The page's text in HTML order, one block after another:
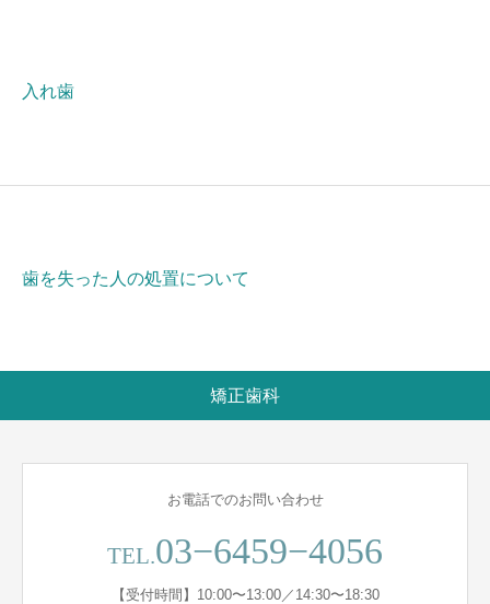
入れ歯
歯を失った人の処置について
矯正歯科
お電話でのお問い合わせ
TEL.03−6459−4056
【受付時間】10:00〜13:00／14:30〜18:30